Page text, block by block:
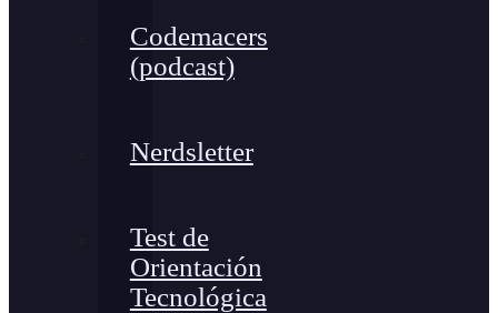
Codemacers
(podcast)
Nerdsletter
Test de
Orientación
Tecnológica